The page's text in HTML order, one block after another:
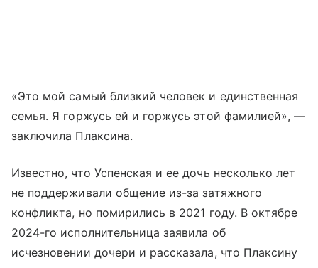
«Это мой самый близкий человек и единственная
семья. Я горжусь ей и горжусь этой фамилией», —
заключила Плаксина.
Известно, что Успенская и ее дочь несколько лет
не поддерживали общение из-за затяжного
конфликта, но помирились в 2021 году. В октябре
2024-го исполнительница заявила об
исчезновении дочери и рассказала, что Плаксину